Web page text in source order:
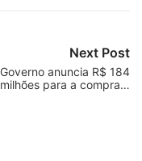
Next Post
Governo anuncia R$ 184
milhões para a compra…